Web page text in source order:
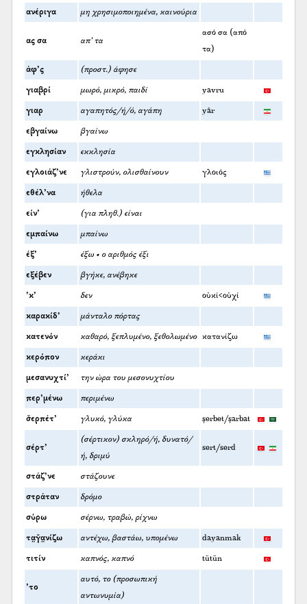
ανέριγα μη χρησιμοποιημένα, καινούρια
ας σα απ’ τα
ασό σα (από
τα)
άφ’ς (προστ.) άφησε
γιαβρί μωρό, μικρό, παιδί yavru
γιαρ αγαπητός/ή/ό, αγάπη yâr
εβγαίνω βγαίνω
εγκλησίαν εκκλησία
εγλοιάζ’νε γλιστρούν, ολισθαίνουν γλοιός
εθέλ’να ήθελα
είν’ (για πληθ.) είναι
εμπαίνω μπαίνω
έξ’ έξω • ο αριθμός έξι
εξέβεν βγήκε, ανέβηκε
’κ’ δεν οὐκί<οὐχί
καρακίδ’ μάνταλο πόρτας
κατενόν καθαρό, ξεπλυμένο, ξεθολωμένο κατανίζω
κερόπον κεράκι
μεσανυχτί’ την ώρα του μεσονυχτίου
περ’μένω περιμένω
σ̌ερπέτ’ γλυκό, γλύκα şerbet/şarbat
σέρτ’
(σέρτικον) σκληρό/ή, δυνατό/
ή, δριμύ
sert/serd
στάζ’νε στάζουνε
στράταν δρόμο
σύρω σέρνω, τραβώ, ρίχνω
τα̤γ̆α̤νίζω αντέχω, βαστάω, υπομένω dayanmak
τιτίν καπνός, καπνό tütün
’το
αυτό, το (προσωπική
αντωνυμία)